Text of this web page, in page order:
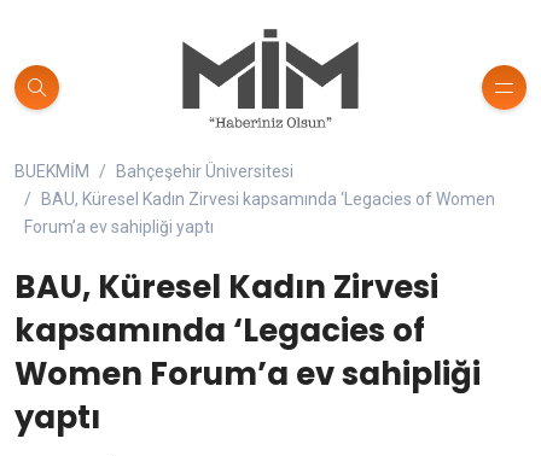
BUEKMİM
Bahçeşehir Üniversitesi
BAU, Küresel Kadın Zirvesi kapsamında ‘Legacies of Women
Forum’a ev sahipliği yaptı
BAU, Küresel Kadın Zirvesi
kapsamında ‘Legacies of
Women Forum’a ev sahipliği
yaptı